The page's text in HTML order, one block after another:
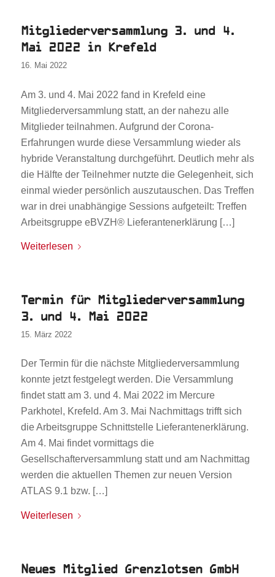
Mitgliederversammlung 3. und 4.
Mai 2022 in Krefeld
16. Mai 2022
Am 3. und 4. Mai 2022 fand in Krefeld eine
Mitgliederversammlung statt, an der nahezu alle
Mitglieder teilnahmen. Aufgrund der Corona-
Erfahrungen wurde diese Versammlung wieder als
hybride Veranstaltung durchgeführt. Deutlich mehr als
die Hälfte der Teilnehmer nutzte die Gelegenheit, sich
einmal wieder persönlich auszutauschen. Das Treffen
war in drei unabhängige Sessions aufgeteilt: Treffen
Arbeitsgruppe eBVZH® Lieferantenerklärung […]
Weiterlesen
Termin für Mitgliederversammlung
3. und 4. Mai 2022
15. März 2022
Der Termin für die nächste Mitgliederversammlung
konnte jetzt festgelegt werden. Die Versammlung
findet statt am 3. und 4. Mai 2022 im Mercure
Parkhotel, Krefeld. Am 3. Mai Nachmittags trifft sich
die Arbeitsgruppe Schnittstelle Lieferantenerklärung.
Am 4. Mai findet vormittags die
Gesellschafterversammlung statt und am Nachmittag
werden die aktuellen Themen zur neuen Version
ATLAS 9.1 bzw. […]
Weiterlesen
Neues Mitglied Grenzlotsen GmbH